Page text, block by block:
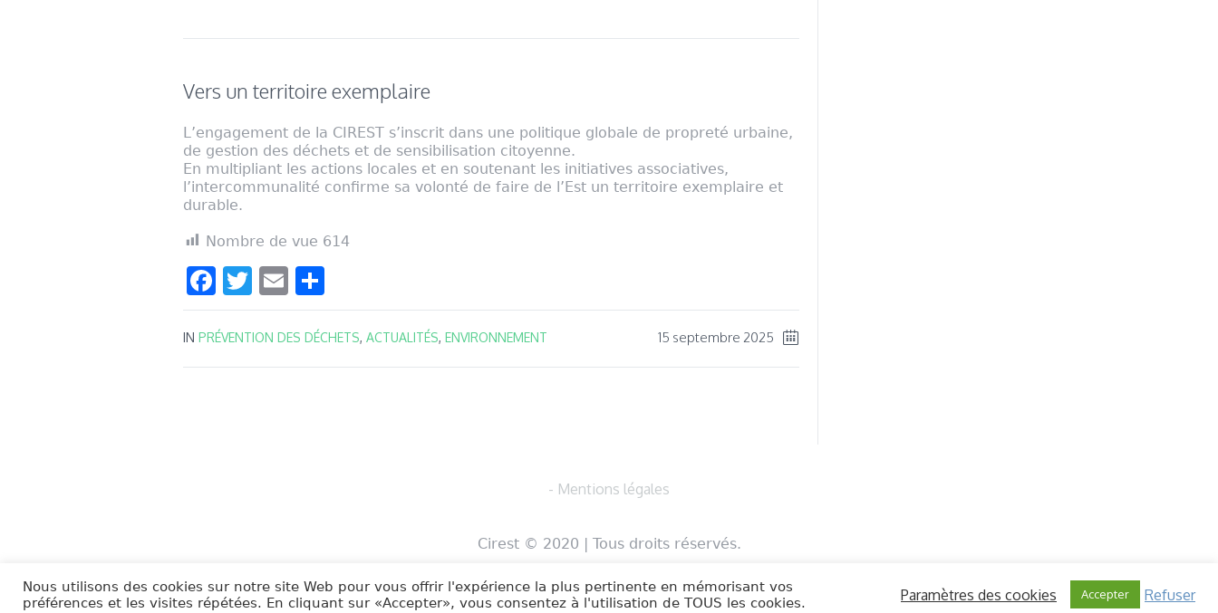
Vers un territoire exemplaire
L’engagement de la CIREST s’inscrit dans une politique globale de propreté urbaine,
de gestion des déchets et de sensibilisation citoyenne.
En multipliant les actions locales et en soutenant les initiatives associatives,
l’intercommunalité confirme sa volonté de faire de l’Est un territoire exemplaire et
durable.
Nombre de vue 614
Facebook
Twitter
Email
15 septembre 2025
IN PRÉVENTION DES DÉCHETS, ACTUALITÉS, ENVIRONNEMENT
- Mentions légales
Cirest © 2020 | Tous droits réservés.
Nous utilisons des cookies sur notre site Web pour vous offrir l'expérience la plus pertinente en mémorisant vos
préférences et les visites répétées. En cliquant sur «Accepter», vous consentez à l'utilisation de TOUS les cookies.
Paramètres des cookies Accepter Refuser